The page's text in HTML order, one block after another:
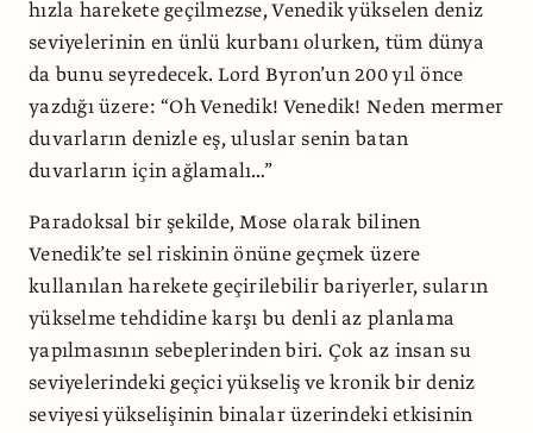
hızla harekete geçilmezse, Venedik yükselen deniz
seviyelerinin en ünlü kurbanı olurken, tüm dünya
da bunu seyredecek. Lord Byron’un 200 yıl önce
yazdığı üzere: “Oh Venedik! Venedik! Neden mermer
duvarların denizle eş, uluslar senin batan
duvarların için ağlamalı…”
Paradoksal bir şekilde, Mose olarak bilinen
Venedik’te sel riskinin önüne geçmek üzere
kullanılan harekete geçirilebilir bariyerler, suların
yükselme tehdidine karşı bu denli az planlama
yapılmasının sebeplerinden biri. Çok az insan su
seviyelerindeki geçici yükseliş ve kronik bir deniz
seviyesi yükselişinin binalar üzerindeki etkisinin